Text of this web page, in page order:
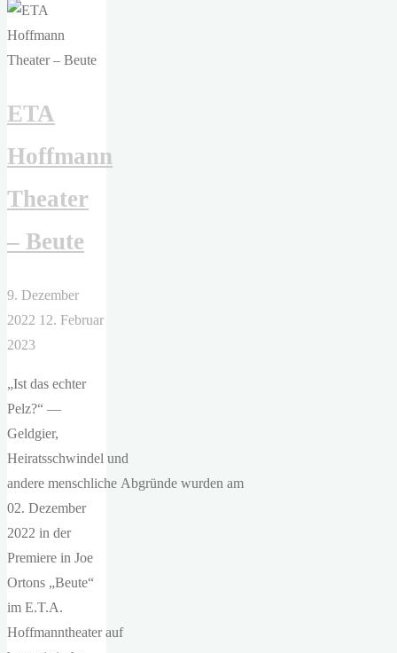
ETA
Hoffmann
Theater
– Beute
9. Dezember
2022 12. Februar
2023
„Ist das echter
Pelz?“ —
Geldgier,
Heiratsschwindel und
andere menschliche Abgründe wurden am
02. Dezember
2022 in der
Premiere in Joe
Ortons „Beute“
im E.T.A.
Hoffmanntheater auf